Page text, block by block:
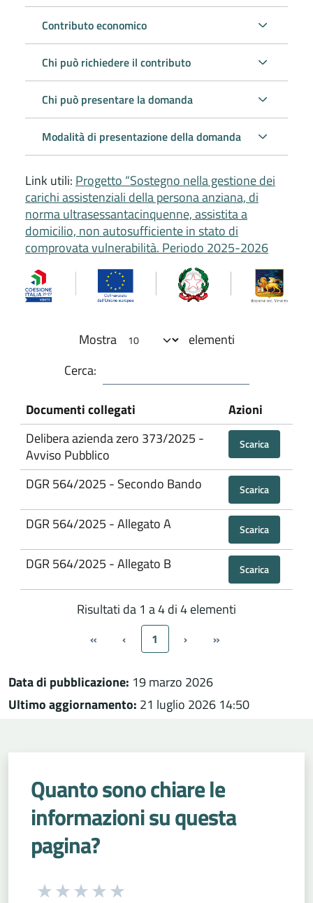
Contributo economico
Chi può richiedere il contributo
Chi può presentare la domanda
Modalità di presentazione della domanda
Link utili: Progetto “Sostegno nella gestione dei
carichi assistenziali della persona anziana, di
norma ultrasessantacinquenne, assistita a
domicilio, non autosufficiente in stato di
comprovata vulnerabilità. Periodo 2025-2026
Mostra
elementi
Cerca:
Documenti collegati
Azioni
Delibera azienda zero 373/2025 -
Avviso Pubblico
Scarica
DGR 564/2025 - Secondo Bando Scarica
DGR 564/2025 - Allegato A Scarica
DGR 564/2025 - Allegato B Scarica
Risultati da 1 a 4 di 4 elementi
« ‹ 1 › »
Data di pubblicazione: 19 marzo 2026
Ultimo aggiornamento: 21 luglio 2026 14:50
Quanto sono chiare le
informazioni su questa
pagina?
Seleziona una valutazione da 1 a 5 stelle